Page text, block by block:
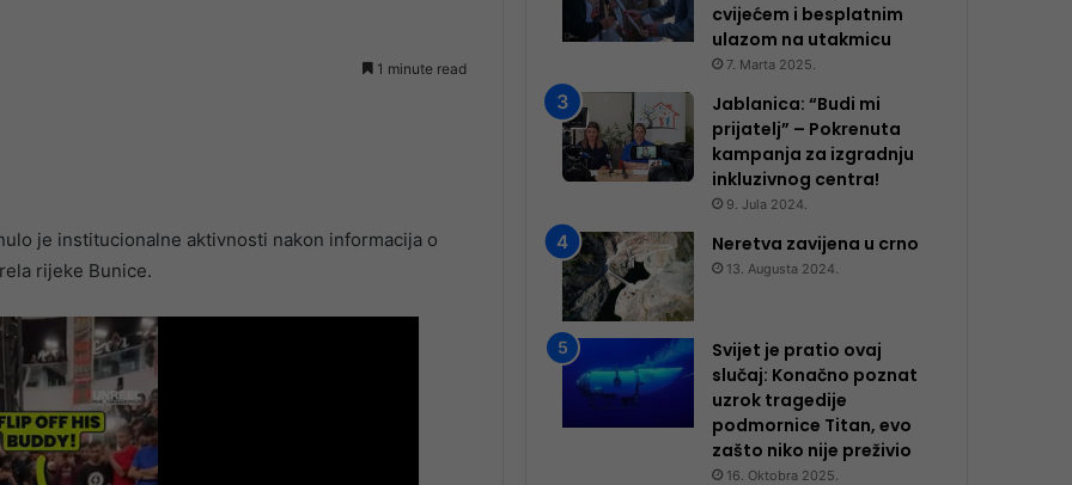
1 minute read
je institucionalne aktivnosti nakon informacija o
rijeke Bunice.
cvijećem i besplatnim
ulazom na utakmicu
7. Marta 2025.
Jablanica: “Budi mi
prijatelj” – Pokrenuta
kampanja za izgradnju
inkluzivnog centra!
9. Jula 2024.
Neretva zavijena u crno
13. Augusta 2024.
Svijet je pratio ovaj
slučaj: Konačno poznat
uzrok tragedije
podmornice Titan, evo
zašto niko nije preživio
16. Oktobra 2025.